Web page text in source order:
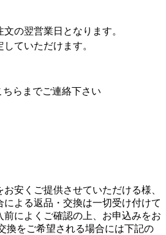
の翌営業日となります。
ていただけます。
らまでご連絡下さい
安くご提供させていただける様、
よる返品・交換は一切受け付けて
前によくご確認の上、お申込みをお
換をご希望される場合には下記の